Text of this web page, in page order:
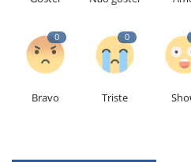
0
Bravo
0
Triste